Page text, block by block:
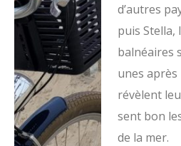
d’autres
puis Stella,
balnéaires
unes
révèlent
sent bon
de la mer.